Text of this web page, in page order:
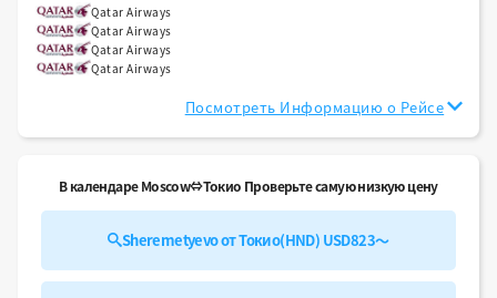
Qatar Airways
Qatar Airways
Qatar Airways
Qatar Airways
Посмотреть Информацию о Рейсе
В календаре Moscow⇔Токио Проверьте самую низкую цену
Sheremetyevo от Токио(HND) USD823～